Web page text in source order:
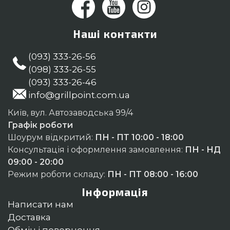
Наші контакти
(093) 333-26-56
(098) 333-26-55
(093) 333-26-46
info@grillpoint.com.ua
Київ, вул. Автозаводська 99/4
Графік роботи
Шоурум відкритий: ПН - ПТ 10:00 - 18:00
Консультація і оформлення замовлення: ПН - НД
09:00 - 20:00
Режим роботи складу: ПН - ПТ 08:00 - 16:00
Інформація
Написати нам
Доставка